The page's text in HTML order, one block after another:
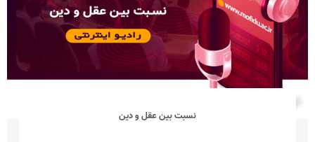
نسبت بین عقل و دین